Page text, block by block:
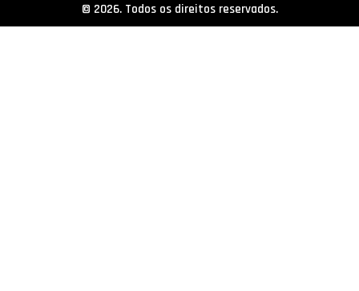
LIGA BETCLIC FEMININA
© 2026. Todos os direitos reservados.